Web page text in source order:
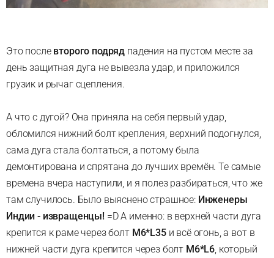
Это после второго подряд падения на пустом месте за
день защитная дуга не вывезла удар, и приложился
грузик и рычаг сцепления.
А что с дугой? Она приняла на себя первый удар,
обломился нижний болт крепления, верхний подогнулся,
сама дуга стала болтаться, а потому была
демонтирована и спрятана до лучших времён. Те самые
времена вчера наступили, и я полез разбираться, что же
там случилось. Было выяснено страшное: Инженеры
Индии - извращенцы!=D А именно: в верхней части дуга
крепится к раме через болт М6*L35и всё огонь, а вот в
нижней части дуга крепится через болт М6*L6 , который